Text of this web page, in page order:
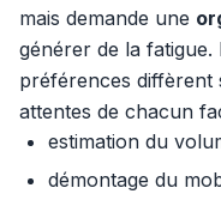
mais demande une
générer de la fatigue.
préférences diffèrent
attentes de chacun
estimation du
démontage du